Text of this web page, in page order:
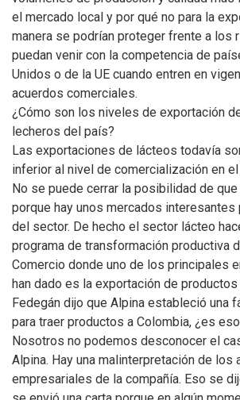
el mercado local y por qué no para la
manera se podrían proteger frente a los
puedan venir con la competencia de
Unidos o de la UE cuando entren en
acuerdos comerciales.
¿Cómo son los niveles de exportación
lecheros del país?
Las exportaciones de lácteos todavía
inferior al nivel de comercialización en
No se puede cerrar la posibilidad de
porque hay unos mercados interesantes
del sector. De hecho el sector lácteo
programa de transformación productiva
Comercio donde uno de los principales
han dado es la exportación de
Fedegán dijo que Alpina estableció una
para traer productos a Colombia, ¿es
Nosotros no podemos desconocer el
Alpina. Hay una malinterpretación de los
empresariales de la compañía. Eso se